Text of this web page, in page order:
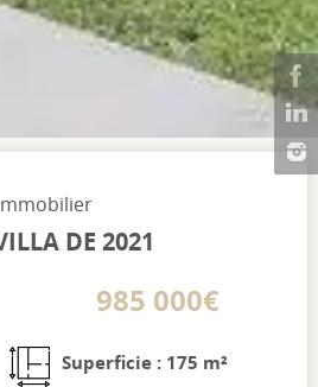
DE 2021
985 000€
Superficie : 175 m²